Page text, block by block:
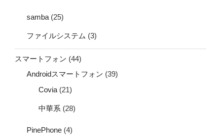
samba (25)
ファイルシステム (3)
スマートフォン (44)
Androidスマートフォン (39)
Covia (21)
中華系 (28)
PinePhone (4)